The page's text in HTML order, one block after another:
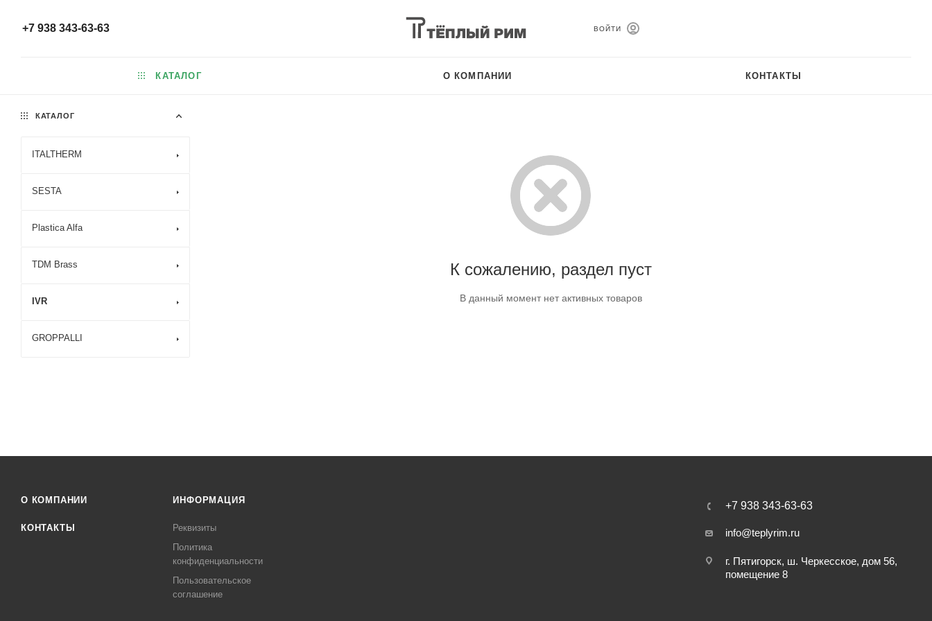
+7 938 343-63-63
КАТАЛОГ О КОМПАНИИ КОНТАКТЫ
К сожалению, раздел пуст
В данный момент нет активных товаров
КАТАЛОГ
ITALTHERM
SESTA
Plastica Alfa
TDM Brass
IVR
GROPPALLI
О КОМПАНИИ
КОНТАКТЫ
ИНФОРМАЦИЯ
Реквизиты
Политика
конфиденциальности
Пользовательское
соглашение
+7 938 343-63-63
info@teplyrim.ru
г. Пятигорск, ш. Черкесское, дом 56,
помещение 8